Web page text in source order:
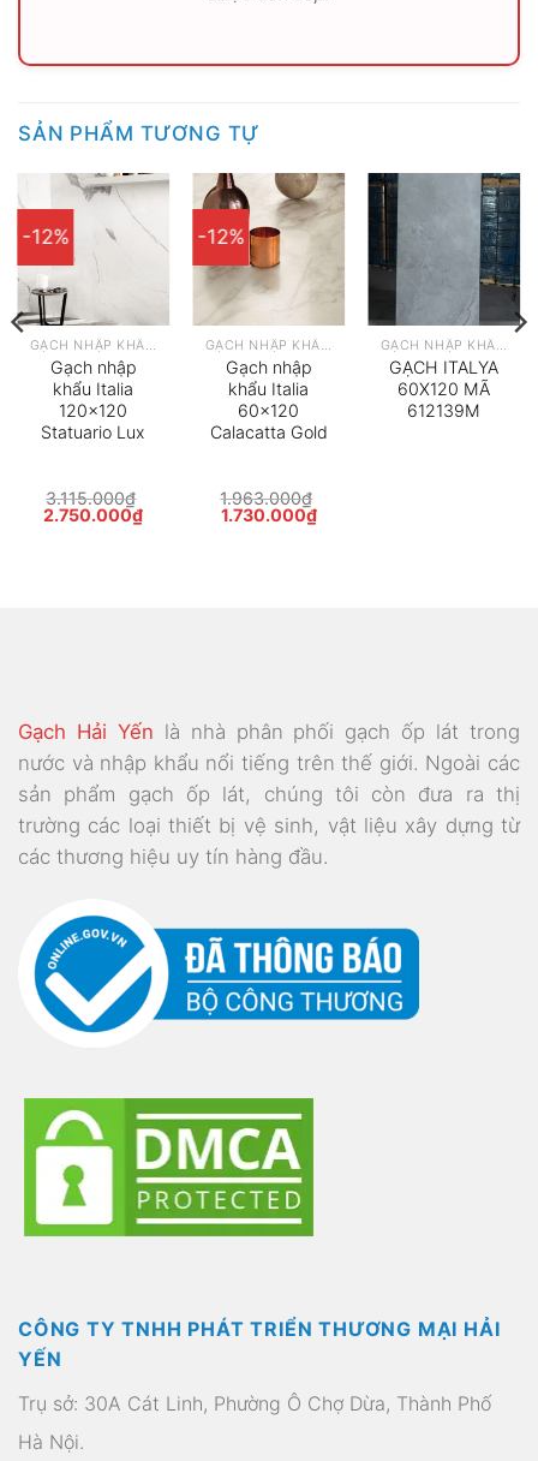
SẢN PHẨM TƯƠNG TỰ
-12%
GẠCH NHẬP KHẨU Ý
Gạch nhập
khẩu Italia
120×120
Statuario Lux
3.115.000₫
Giá
2.750.000₫Giá
-12%
GẠCH NHẬP KHẨU Ý
Gạch nhập
khẩu Italia
60×120
Calacatta Gold
1.963.000₫
Giá
1.730.000₫Giá
hiện
GẠCH NHẬP KHẨU Ý
GẠCH ITALYA
60X120 MÃ
612139M
Gạch Hải Yến là nhà phân phối gạch ốp lát trong
nước và nhập khẩu nổi tiếng trên thế giới. Ngoài các
sản phẩm gạch ốp lát, chúng tôi còn đưa ra thị
trường các loại thiết bị vệ sinh, vật liệu xây dựng từ
các thương hiệu uy tín hàng đầu.
CÔNG TY TNHH PHÁT TRIỂN THƯƠNG MẠI HẢI
YẾN
Trụ sở: 30A Cát Linh, Phường Ô Chợ Dừa, Thành Phố
Hà Nội.